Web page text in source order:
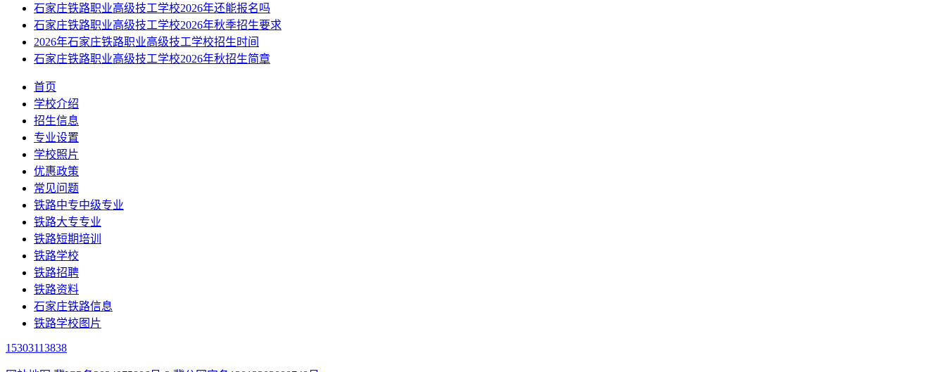
石家庄铁路职业高级技工学校2026年还能报名吗
石家庄铁路职业高级技工学校2026年秋季招生要求
2026年石家庄铁路职业高级技工学校招生时间
石家庄铁路职业高级技工学校2026年秋招生简章
首页
学校介绍
招生信息
专业设置
学校照片
优惠政策
常见问题
铁路中专中级专业
铁路大专专业
铁路短期培训
铁路学校
铁路招聘
铁路资料
石家庄铁路信息
铁路学校图片
15303113838